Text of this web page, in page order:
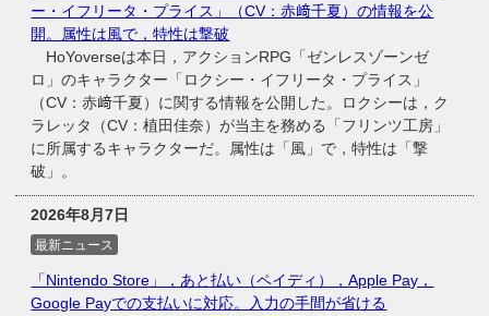
ー・イフリータ・プライス」（CV：赤﨑千夏）の情報を公
開。属性は風で，特性は撃破
HoYoverseは本日，アクションRPG「ゼンレスゾーンゼ
ロ」のキャラクター「ロクシー・イフリータ・プライス」
（CV：赤﨑千夏）に関する情報を公開した。ロクシーは，ク
ラレッタ（CV：植田佳奈）が当主を務める「フリンツ工房」
に所属するキャラクターだ。属性は「風」で，特性は「撃
破」。
2026年8月7日
最新ニュース
「Nintendo Store」，あと払い（ペイディ），Apple Pay，
Google Payでの支払いに対応。入力の手間が省ける